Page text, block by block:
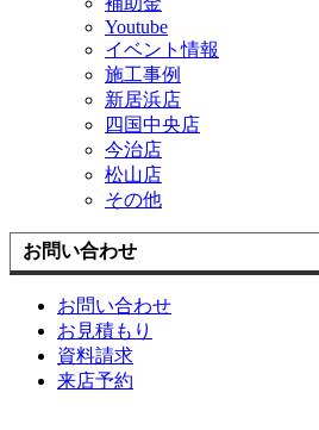
Youtube
イベント情報
施工事例
新居浜店
四国中央店
今治店
松山店
その他
お問い合わせ
お問い合わせ
お見積もり
資料請求
来店予約